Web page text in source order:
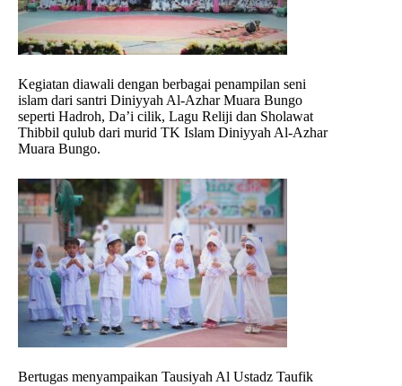
Kegiatan diawali dengan berbagai penampilan seni
islam dari santri Diniyyah Al-Azhar Muara Bungo
seperti Hadroh, Da’i cilik, Lagu Reliji dan Sholawat
Thibbil qulub dari murid TK Islam Diniyyah Al-Azhar
Muara Bungo.
Bertugas menyampaikan Tausiyah Al Ustadz Taufik